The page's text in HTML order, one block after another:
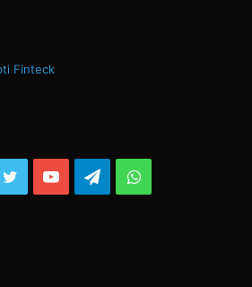
Finteck
TwitterYouTubeTelegramWhatsApp